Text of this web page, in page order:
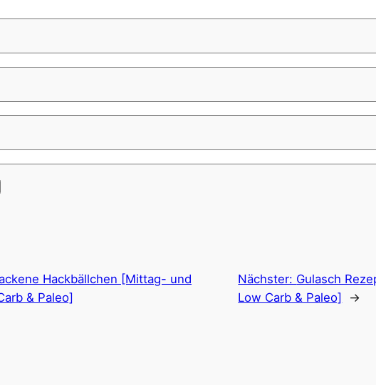
Hackbällchen [Mittag- und
& Paleo]
Nächster: Gulasch
Low Carb & Paleo]
→